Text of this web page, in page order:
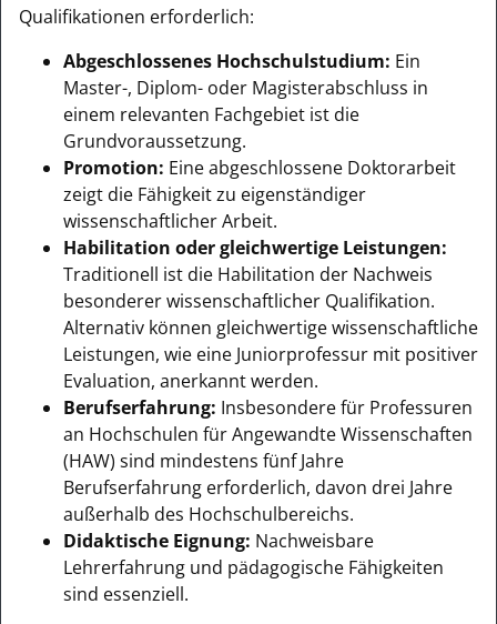
Qualifikationen erforderlich:
Abgeschlossenes Hochschulstudium: Ein
Master-, Diplom- oder Magisterabschluss in
einem relevanten Fachgebiet ist die
Grundvoraussetzung.
Promotion: Eine abgeschlossene Doktorarbeit
zeigt die Fähigkeit zu eigenständiger
wissenschaftlicher Arbeit.
Habilitation oder gleichwertige Leistungen:
Traditionell ist die Habilitation der Nachweis
besonderer wissenschaftlicher Qualifikation.
Alternativ können gleichwertige wissenschaftliche
Leistungen, wie eine Juniorprofessur mit positiver
Evaluation, anerkannt werden.
Berufserfahrung: Insbesondere für Professuren
an Hochschulen für Angewandte Wissenschaften
(HAW) sind mindestens fünf Jahre
Berufserfahrung erforderlich, davon drei Jahre
außerhalb des Hochschulbereichs.
Didaktische Eignung: Nachweisbare
Lehrerfahrung und pädagogische Fähigkeiten
sind essenziell.